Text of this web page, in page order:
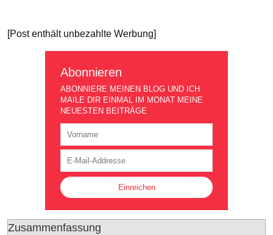
[Post enthält unbezahlte Werbung]
Abonnieren
ABONNIERE MEINEN BLOG UND ICH
MAILE DIR EINMAL IM MONAT MEINE
NEUESTEN BEITRÄGE
Zusammenfassung